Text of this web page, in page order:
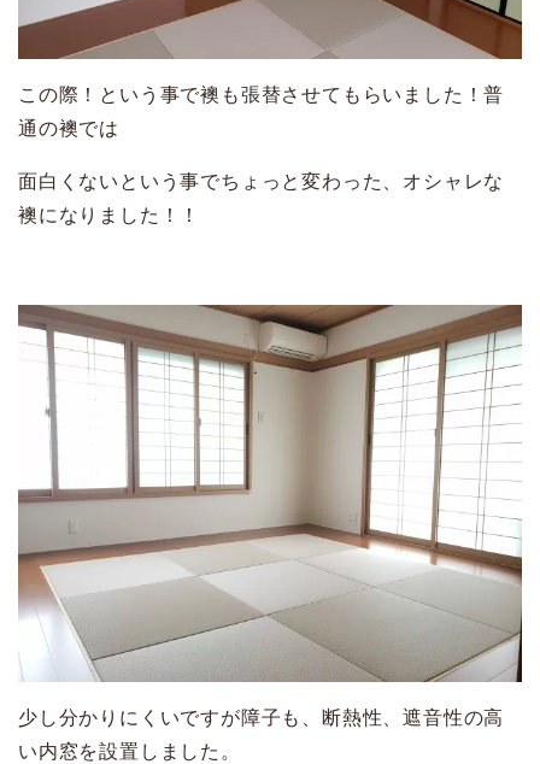
この際！という事で襖も張替させてもらいました！普
通の襖では
面白くないという事でちょっと変わった、オシャレな
襖になりました！！
少し分かりにくいですが障子も、断熱性、遮音性の高
い内窓を設置しました。